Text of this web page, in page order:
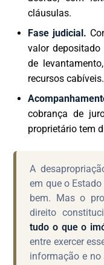
cláusulas.
Fase judicial.
valor
de
recursos cabíveis.
cobrança de
proprietário tem
A
em que o
bem. Mas o
direito
tudo o que o
entre exercer
informação e no